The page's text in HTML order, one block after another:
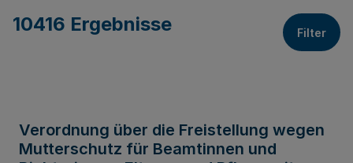
10416 Ergebnisse Filter
Verordnung über die Freistellung wegen
Mutterschutz für Beamtinnen und